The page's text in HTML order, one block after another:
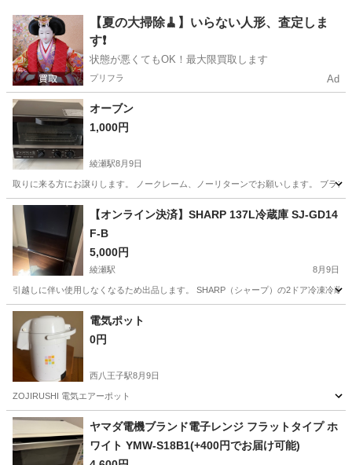
東京 青梅市 河辺駅 テレビ
【夏の大掃除🧹】いらない人形、査定しま
す❗️
状態が悪くてもOK！最大限買取します
プリフラ Ad
オーブン
1,000円
綾瀬駅8月9日
取りに来る方にお譲りします。 ノークレーム、ノーリターンでお願いします。 ブラ
東京 足立区 綾瀬駅 キッチン家電
【オンライン決済】SHARP 137L冷蔵庫 SJ-GD14
F-B
5,000円
綾瀬駅 8月9日
引越しに伴い使用しなくなるため出品します。 SHARP（シャープ）の2ドア冷凍冷
東京 足立区 綾瀬駅
電気ポット
0円
西八王子駅8月9日
ZOJIRUSHI 電気エアーポット
東京 八王子市 西八王子駅 キッチン家電 エアー
ヤマダ電機ブランド電子レンジ フラットタイプ ホ
ワイト YMW-S18B1(+400円でお届け可能)